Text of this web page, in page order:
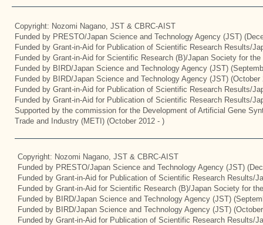
Copyright: Nozomi Nagano, JST & CBRC-AIST
Funded by PRESTO/Japan Science and Technology Agency (JST)
Funded by Grant-in-Aid for Publication of Scientific Research Results/
Funded by Grant-in-Aid for Scientific Research (B)/Japan Society for
Funded by BIRD/Japan Science and Technology Agency (JST)
Funded by BIRD/Japan Science and Technology Agency (JST) (October
Funded by Grant-in-Aid for Publication of Scientific Research Results/
Funded by Grant-in-Aid for Publication of Scientific Research Results/
Supported by the commission for the Development of Artificial Gene
Trade and Industry (METI) (October 2012 - )
Copyright: Nozomi Nagano, JST & CBRC-AIST
Funded by PRESTO/Japan Science and Technology Agency (JST)
Funded by Grant-in-Aid for Publication of Scientific Research Results/
Funded by Grant-in-Aid for Scientific Research (B)/Japan Society for
Funded by BIRD/Japan Science and Technology Agency (JST)
Funded by BIRD/Japan Science and Technology Agency (JST)
Funded by Grant-in-Aid for Publication of Scientific Research Results/